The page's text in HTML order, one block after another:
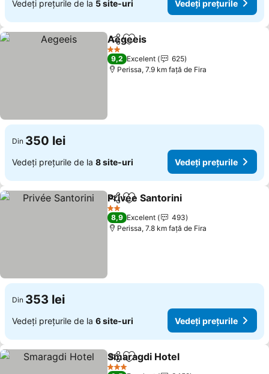
Vedeți prețurile de la 5 site-uri Vedeți prețurile
DistribuițiAdăugaţi la favorite
Aegeeis
2 Stele
9,2 Excelent
625
Perissa, 7.9 km faţă de Fira
Din 350 lei
Vedeți prețurile de la 8 site-uri Vedeți prețurile
DistribuițiAdăugaţi la favorite
Privée Santorini
2 Stele
8,9 Excelent
493
Perissa, 7.8 km faţă de Fira
Din 353 lei
Vedeți prețurile de la 6 site-uri Vedeți prețurile
DistribuițiAdăugaţi la favorite
Smaragdi Hotel
3 Stele